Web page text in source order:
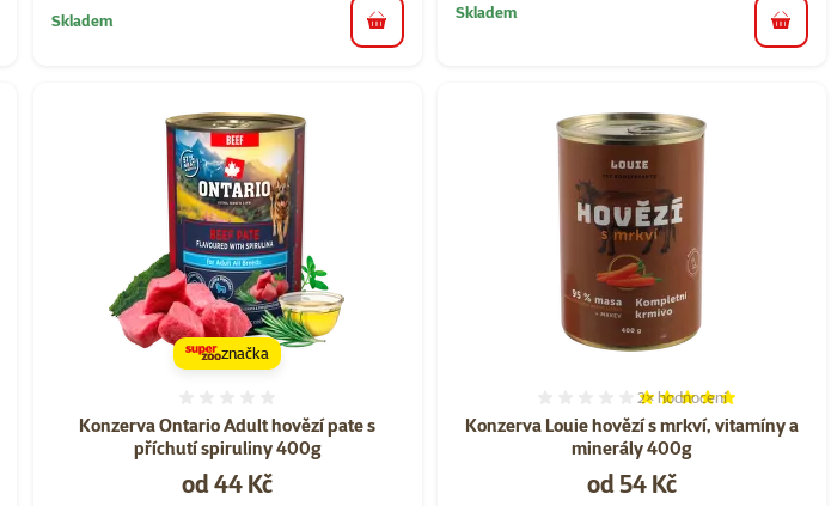
Skladem do košíku
Skladem
do
1
Konzerva Ontario Adult hovězí pate s
příchutí spiruliny 400g
Cena
od 44 Kč
značka
Konzerva Louie hovězí s mrkví, vitamíny a
minerály 400g
Hodnocení 100%, počet
2× hodnocení
Cena
od 54 Kč